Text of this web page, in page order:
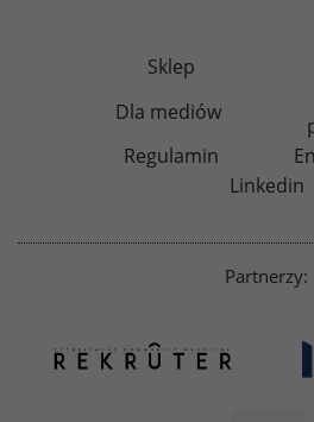
Sklep
Dla mediów
Regulamin
Linkedin
Partnerzy: